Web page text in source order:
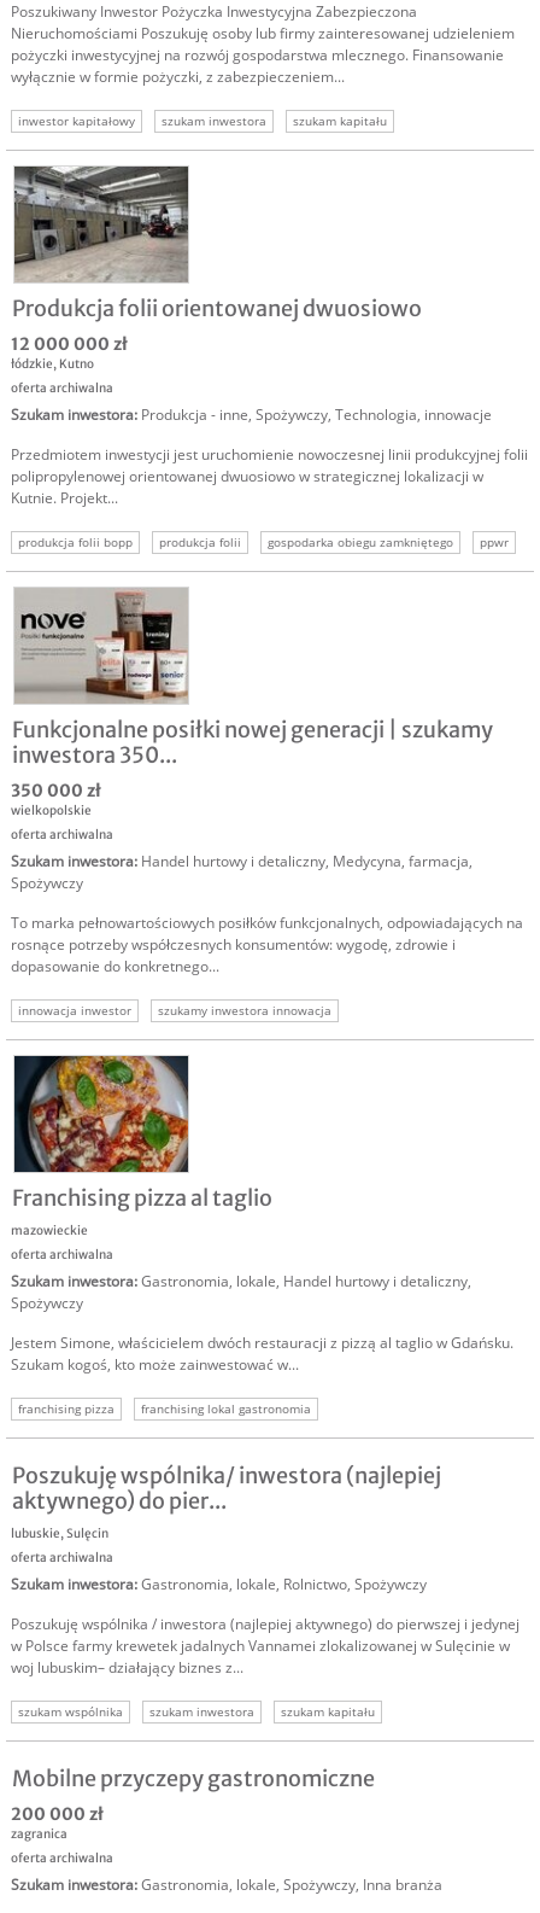
Poszukiwany Inwestor Pożyczka Inwestycyjna Zabezpieczona
Nieruchomościami Poszukuję osoby lub firmy zainteresowanej udzieleniem
pożyczki inwestycyjnej na rozwój gospodarstwa mlecznego. Finansowanie
wyłącznie w formie pożyczki, z zabezpieczeniem...
inwestor kapitałowy szukam inwestora szukam kapitału
Produkcja folii orientowanej dwuosiowo
12 000 000 zł
łódzkie, Kutno
oferta archiwalna
Szukam inwestora: Produkcja - inne, Spożywczy, Technologia, innowacje
Przedmiotem inwestycji jest uruchomienie nowoczesnej linii produkcyjnej folii
polipropylenowej orientowanej dwuosiowo w strategicznej lokalizacji w
Kutnie. Projekt...
produkcja folii bopp produkcja folii gospodarka obiegu zamkniętego
ppwr
folia
druk inwestor produkcja
Funkcjonalne posiłki nowej generacji | szukamy
inwestora 350...
350 000 zł
wielkopolskie
oferta archiwalna
Szukam inwestora: Handel hurtowy i detaliczny, Medycyna, farmacja,
Spożywczy
To marka pełnowartościowych posiłków funkcjonalnych, odpowiadających na
rosnące potrzeby współczesnych konsumentów: wygodę, zdrowie i
dopasowanie do konkretnego...
innowacja inwestor
szukamy inwestora innowacja
innowacyjna marka żywieniowa
szukam kapitału
inwestor do projektu
inwestor do firmy
inwestor do biznesu
Franchising pizza al taglio
mazowieckie
oferta archiwalna
Szukam inwestora:Gastronomia, lokale, Handel hurtowy i detaliczny,
Spożywczy
Jestem Simone, właścicielem dwóch restauracji z pizzą al taglio w Gdańsku.
Szukam kogoś, kto może zainwestować w...
franchising pizza franchising lokal gastronomia
Poszukuję wspólnika/ inwestora (najlepiej
aktywnego) do pier...
lubuskie,Sulęcin
oferta archiwalna
Szukam inwestora:Gastronomia, lokale, Rolnictwo, Spożywczy
Poszukuję wspólnika / inwestora (najlepiej aktywnego) do pierwszej i jedynej
w Polsce farmy krewetek jadalnych Vannamei zlokalizowanej w Sulęcinie w
woj lubuskim– działający biznes z...
szukam wspólnika szukam inwestora szukam kapitału
Mobilne przyczepy gastronomiczne
200 000 zł
zagranica
oferta archiwalna
Szukam inwestora:Gastronomia, lokale, Spożywczy, Inna branża